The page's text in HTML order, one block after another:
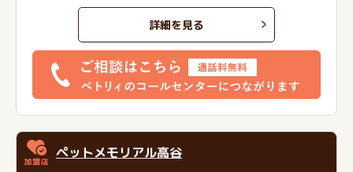
詳細を見る
ペットメモリアル高谷